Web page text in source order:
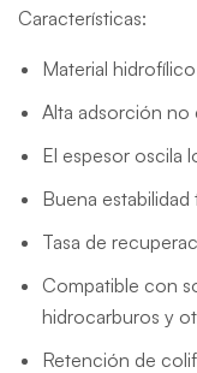
Características:
Material
Alta adsorción no
El espesor oscila
Buena estabilidad
Tasa de
Compatible con
hidrocarburos y
Retención de